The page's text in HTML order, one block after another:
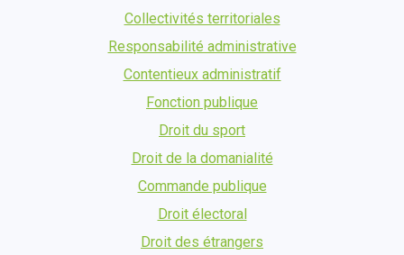
Collectivités territoriales
Responsabilité administrative
Contentieux administratif
Fonction publique
Droit du sport
Droit de la domanialité
Commande publique
Droit électoral
Droit des étrangers